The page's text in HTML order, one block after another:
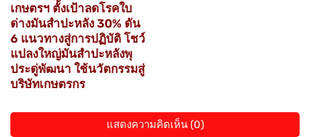
เกษตรฯ ตั้งเป้าลดโรคใบ
ด่างมันสำปะหลัง 30% ดัน
6 แนวทางสู่การปฏิบัติ โชว์
แปลงใหญ่มันสำปะหลังพุ
ประดู่พัฒนา ใช้นวัตกรรมสู่
บริษัทเกษตรกร
แสดงความคิดเห็น (0)